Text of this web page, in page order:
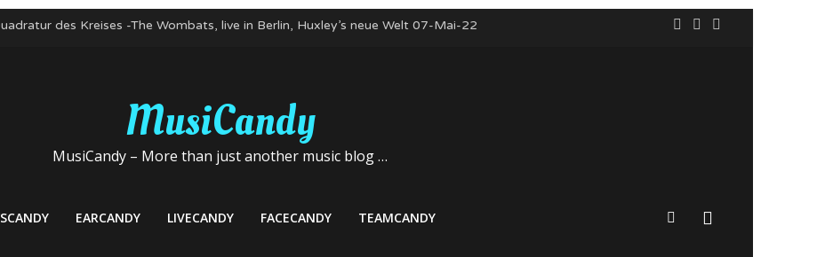
des Kreises -The Wombats, live in Berlin, Huxley’s neue Welt 07-Mai-22
veröffentlicht neue Single – Deutschlandkonzerte im Mai
MusiCandy
MusiCandy – More than just another music blog …
EARCANDY LIVECANDY FACECANDY TEAMCANDY